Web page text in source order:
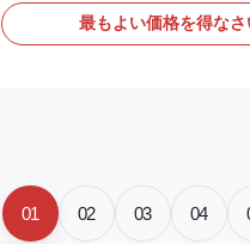
sliding door, widely applied in
convenience store, cold chain
最もよい価格を得なさ
01 02 03 04